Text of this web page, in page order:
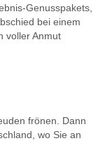
Genusspakets,
bei einem
voller Anmut
frönen. Dann
wo Sie an